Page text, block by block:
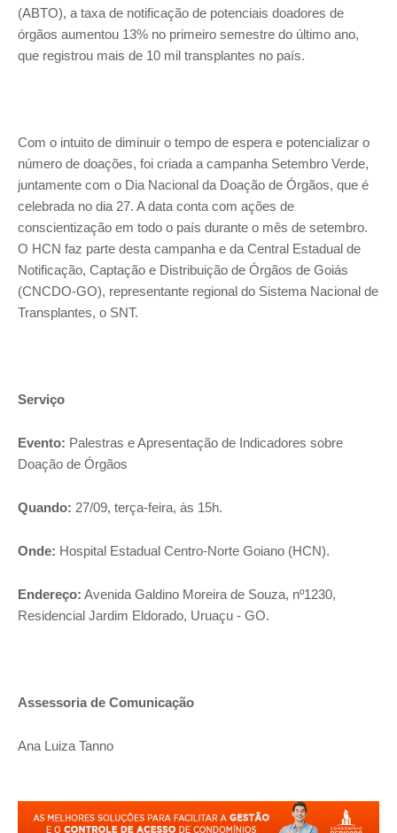
(ABTO), a taxa de notificação de potenciais doadores de
órgãos aumentou 13% no primeiro semestre do último ano,
que registrou mais de 10 mil transplantes no país.
Com o intuito de diminuir o tempo de espera e potencializar o
número de doações, foi criada a campanha Setembro Verde,
juntamente com o Dia Nacional da Doação de Órgãos, que é
celebrada no dia 27. A data conta com ações de
conscientização em todo o país durante o mês de setembro.
O HCN faz parte desta campanha e da Central Estadual de
Notificação, Captação e Distribuição de Órgãos de Goiás
(CNCDO-GO), representante regional do Sistema Nacional de
Transplantes, o SNT.
Serviço
Evento: Palestras e Apresentação de Indicadores sobre
Doação de Órgãos
Quando: 27/09, terça-feira, às 15h.
Onde: Hospital Estadual Centro-Norte Goiano (HCN).
Endereço: Avenida Galdino Moreira de Souza, nº1230,
Residencial Jardim Eldorado, Uruaçu - GO.
Assessoria de Comunicação
Ana Luiza Tanno